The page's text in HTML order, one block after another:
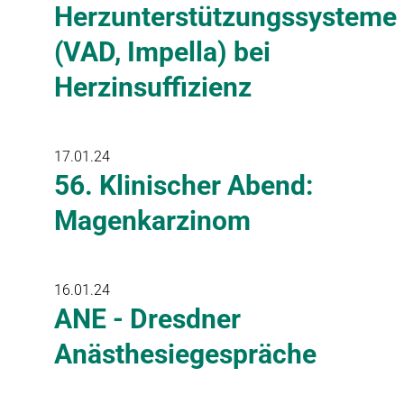
Herzunterstützungssysteme
(VAD, Impella) bei
Herzinsuffizienz
17.01.24
56. Klinischer Abend:
Magenkarzinom
16.01.24
ANE - Dresdner
Anästhesiegespräche